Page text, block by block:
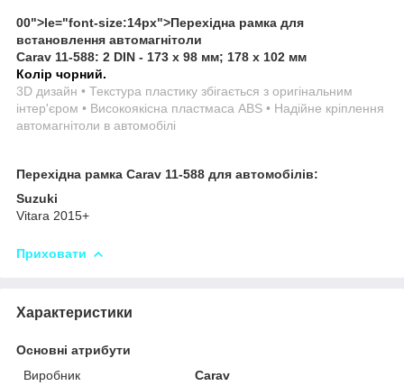
00">le="font-size:14px">Перехідна рамка для
встановлення автомагнітоли
Carav 11-588: 2 DIN - 173 x 98 мм; 178 x 102 мм
Колір чорний.
3D дизайн • Текстура пластику збігається з оригінальним
інтер'єром • Високоякісна пластмаса ABS • Надійне кріплення
автомагнітоли в автомобілі
Перехідна рамка Carav 11-588 для автомобілів:
Suzuki
Vitara 2015+
Приховати
Характеристики
Основні атрибути
Виробник
Carav